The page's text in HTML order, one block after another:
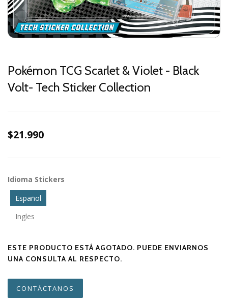
Pokémon TCG Scarlet & Violet - Black
Volt- Tech Sticker Collection
$21.990
Idioma Stickers
Español
Ingles
ESTE PRODUCTO ESTÁ AGOTADO. PUEDE ENVIARNOS
UNA CONSULTA AL RESPECTO.
CONTÁCTANOS